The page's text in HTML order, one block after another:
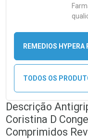
REMEDIOS HYPERA
TODOS OS
Descrição
Coristina D
Comprimidos